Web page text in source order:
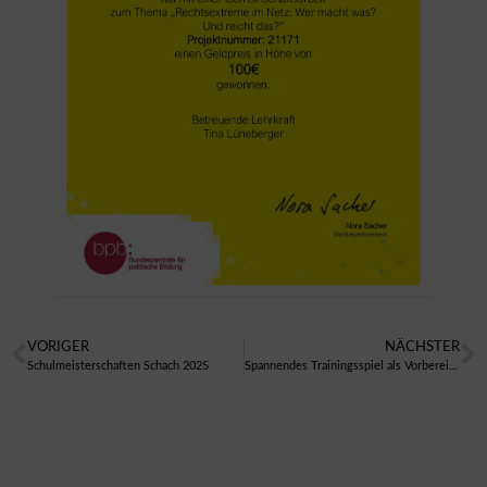
VORIGER
Schulmeisterschaften Schach 2025
NÄCHSTER